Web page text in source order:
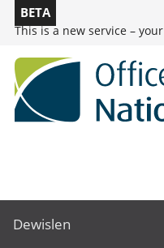
BETA
This is a new service – your
Dewislen